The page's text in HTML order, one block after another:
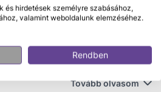
hosszú évtizedek óta ismert
legkiválóbb minőségű puzzle
rendkívül széles
a képi megoldások
a puzzle részekTovább olvasom
és hirdetések személyre szabásához,
valamint weboldalunk elemzéséhez.
Rendben